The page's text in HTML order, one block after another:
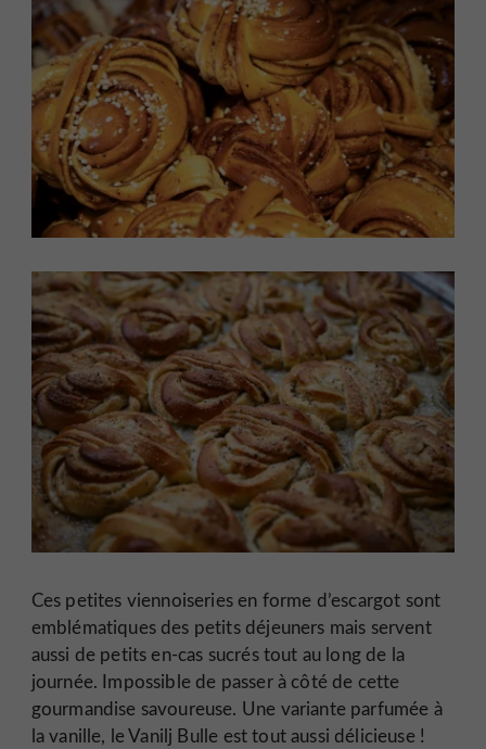
Ces petites viennoiseries en forme d’escargot sont
emblématiques des petits déjeuners mais servent
aussi de petits en-cas sucrés tout au long de la
journée. Impossible de passer à côté de cette
gourmandise savoureuse. Une variante parfumée à
la vanille, le Vanilj Bulle est tout aussi délicieuse !